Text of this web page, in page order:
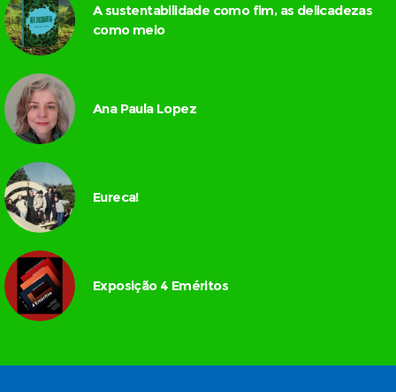
A sustentabilidade como fim, as delicadezas
como meio
Ana Paula Lopez
Eureca!
Exposição 4 Eméritos